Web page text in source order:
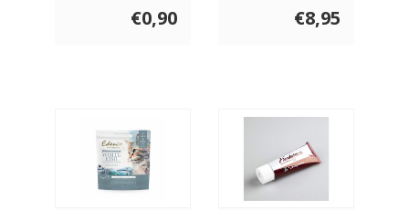
€0,90 €8,95